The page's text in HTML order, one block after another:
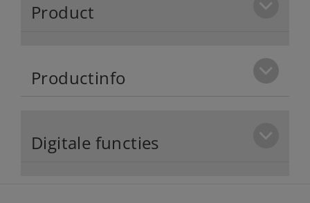
Product
Productinfo
Digitale functies